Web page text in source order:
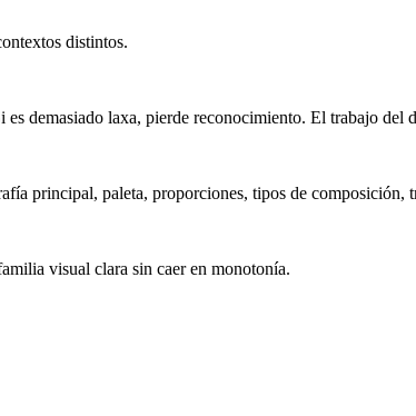
distintos.
demasiado laxa, pierde reconocimiento. El trabajo del
principal, paleta, proporciones, tipos de composición,
visual clara sin caer en monotonía.